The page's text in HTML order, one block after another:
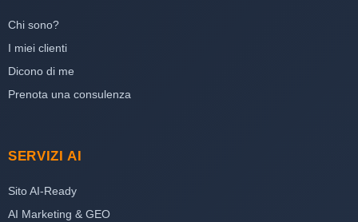
Chi sono?
I miei clienti
Dicono di me
Prenota una consulenza
SERVIZI AI
Sito AI-Ready
AI Marketing & GEO